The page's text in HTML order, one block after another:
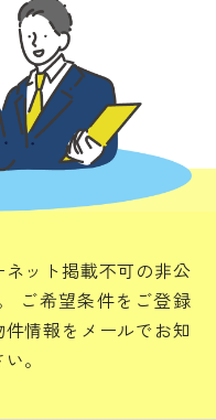
ット掲載不可の非公
ご希望条件をご登録
情報をメールでお知
。